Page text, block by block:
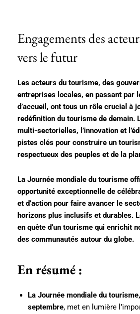
Engagements des
vers le futur
Les acteurs du tourisme, des
entreprises locales, en passant par
d’accueil, ont tous un rôle crucial à
redéfinition du tourisme de demain.
multi-sectorielles, l’innovation et
pistes clés pour construire un
respectueux des peuples et de la
La Journée mondiale du tourisme
opportunité exceptionnelle de
et d’action pour faire avancer le
horizons plus inclusifs et durables.
en quête d’un tourisme qui enrichit
des communautés autour du globe.
En résumé :
La Journée mondiale du
septembre, met en lumière